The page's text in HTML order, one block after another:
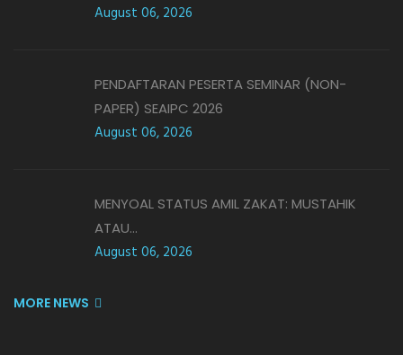
August 06, 2026
PENDAFTARAN PESERTA SEMINAR (NON-
PAPER) SEAIPC 2026
August 06, 2026
MENYOAL STATUS AMIL ZAKAT: MUSTAHIK
ATAU...
August 06, 2026
MORE NEWS